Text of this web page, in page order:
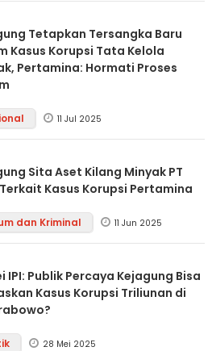
Tetapkan Tersangka Baru
Kasus Korupsi Tata Kelola
Pertamina: Hormati Proses
11 Jul 2025
Sita Aset Kilang Minyak PT
Kasus Korupsi Pertamina
dan Kriminal 11 Jun 2025
IPI: Publik Percaya Kejagung Bisa
Kasus Korupsi Triliunan di
28 Mei 2025